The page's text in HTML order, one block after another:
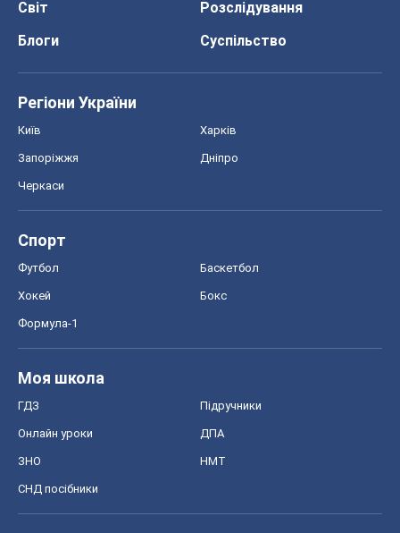
Світ
Розслідування
Блоги
Суспільство
Регіони України
Київ Харків
Запоріжжя Дніпро
Черкаси
Спорт
Футбол Баскетбол
Хокей Бокс
Формула-1
Моя школа
ГДЗ Підручники
Онлайн уроки ДПА
ЗНО НМТ
СНД посібники